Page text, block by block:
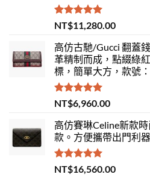
評分5.00
滿分 5
NT$11,280.00
高仿古馳/Gucci 翻蓋
革精制而成，點綴綠
標，簡單大方，款號
評分 5.00
滿分 5
NT$6,960.00
高仿賽琳Celine新款
款。方便攜帶出門利
評分5.00
滿分 5
NT$16,560.00